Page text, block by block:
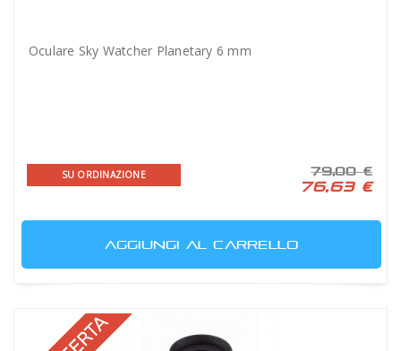
Oculare Sky Watcher Planetary 6 mm
SU ORDINAZIONE 79,00 €
76,63 €
AGGIUNGI AL CARRELLO